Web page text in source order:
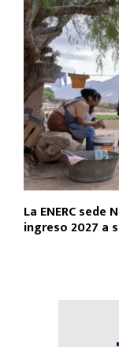
La ENERC
ingreso 2027 a